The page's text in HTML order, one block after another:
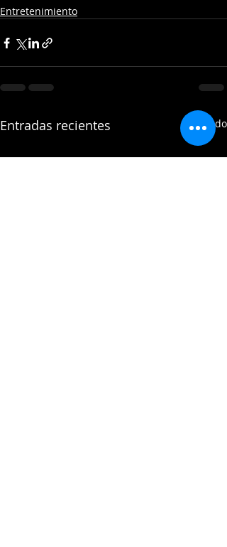
Entretenimiento
Entradas recientes Ver todo